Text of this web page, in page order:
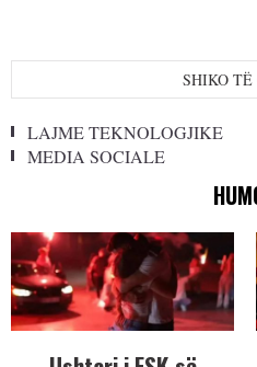
SHIKO
LAJME TEKNOLOGJIKE
MEDIA SOCIALE